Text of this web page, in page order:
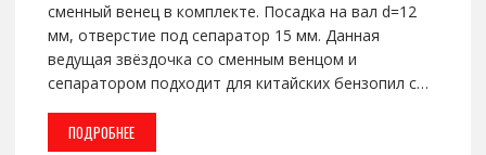
сменный венец в комплекте. Посадка на вал d=12
мм, отверстие под сепаратор 15 мм. Данная
ведущая звёздочка со сменным венцом и
сепаратором подходит для китайских бензопил с…
ПОДРОБНЕЕ